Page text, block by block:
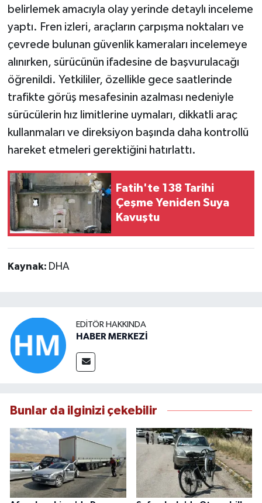
belirlemek amacıyla olay yerinde detaylı inceleme
yaptı. Fren izleri, araçların çarpışma noktaları ve
çevrede bulunan güvenlik kameraları incelemeye
alınırken, sürücünün ifadesine de başvurulacağı
öğrenildi. Yetkililer, özellikle gece saatlerinde
trafikte görüş mesafesinin azalması nedeniyle
sürücülerin hız limitlerine uymaları, dikkatli araç
kullanmaları ve direksiyon başında daha kontrollü
hareket etmeleri gerektiğini hatırlattı.
Fatih'te 138 Tarihi
Çeşme Yeniden Suya
Kavuştu
Kaynak: DHA
EDITÖR HAKKINDA
HABER MERKEZİ
Bunlar da ilginizi çekebilir